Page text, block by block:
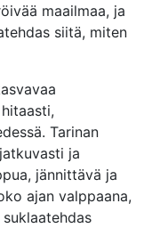
maailmaa, ja
siitä, miten
Tarinan
ja
jännittävä ja
ajan valppaana,